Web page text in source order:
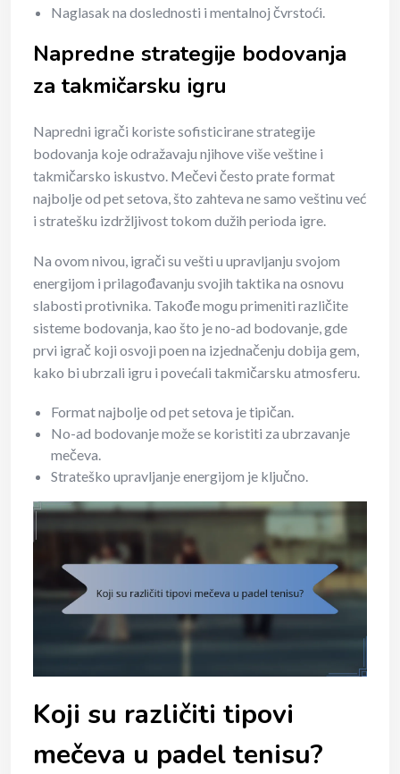
Naglasak na doslednosti i mentalnoj čvrstoći.
Napredne strategije bodovanja
za takmičarsku igru
Napredni igrači koriste sofisticirane strategije
bodovanja koje odražavaju njihove više veštine i
takmičarsko iskustvo. Mečevi često prate format
najbolje od pet setova, što zahteva ne samo veštinu već
i stratešku izdržljivost tokom dužih perioda igre.
Na ovom nivou, igrači su vešti u upravljanju svojom
energijom i prilagođavanju svojih taktika na osnovu
slabosti protivnika. Takođe mogu primeniti različite
sisteme bodovanja, kao što je no-ad bodovanje, gde
prvi igrač koji osvoji poen na izjednačenju dobija gem,
kako bi ubrzali igru i povećali takmičarsku atmosferu.
Format najbolje od pet setova je tipičan.
No-ad bodovanje može se koristiti za ubrzavanje
mečeva.
Strateško upravljanje energijom je ključno.
Koji su različiti tipovi
mečeva u padel tenisu?